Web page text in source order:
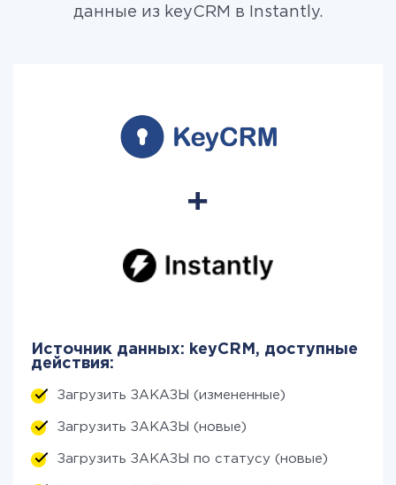
данные из keyCRM в Instantly.
Источник данных: keyCRM, доступные
действия:
Загрузить ЗАКАЗЫ (измененные)
Загрузить ЗАКАЗЫ (новые)
Загрузить ЗАКАЗЫ по статусу (новые)